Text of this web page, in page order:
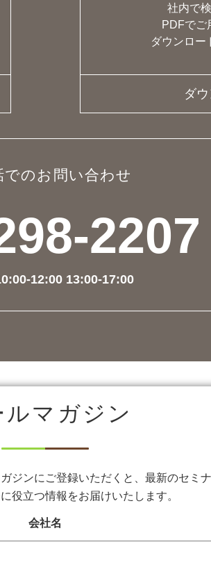
社内で
PDFでご
ダウンロー
ダ
でのお問い合わせ
2207
12:00 13:00-17:00
ルマガジン
ジンにご登録いただくと、最新のセミ
役立つ情報をお届けいたします。
会社名